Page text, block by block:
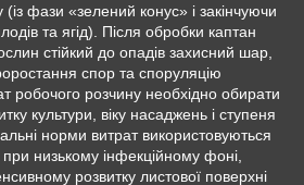
(із фази «зелений конус» і закінчуючи
та ягід). Після обробки каптан
стійкий до опадів захисний шар,
спор та споруляцію
робочого розчину необхідно обирати
культури, віку насаджень і ступеня
норми витрат використовуються
при низькому інфекційному фоні,
розвитку листової поверхні